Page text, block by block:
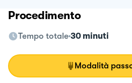
Procedimento
Tempo totale 30 minuti
Modalità